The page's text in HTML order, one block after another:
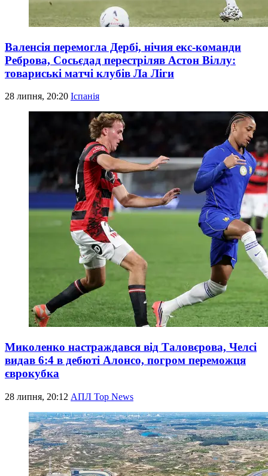
Валенсія перемогла Дербі, нічия екс-команди
Реброва, Сосьєдад перестріляв Астон Віллу:
товариські матчі клубів Ла Ліги
28 липня, 20:20 Іспанія
Миколенко настраждався від Таловєрова, Челсі
видав 6:4 в дебюті Алонсо, погром переможця
єврокубка
28 липня, 20:12 АПЛ Top News